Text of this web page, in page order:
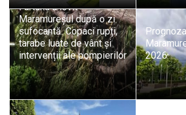
Furtuna a lovit
Maramureșul după o zi
sufocantă. Copaci rupți,
tarabe luate de vânt și
intervenții ale pompierilor
2026